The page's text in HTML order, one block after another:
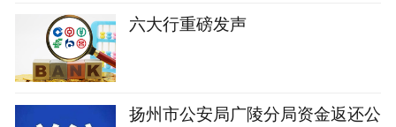
六大行重磅发声
扬州市公安局广陵分局资金返还公